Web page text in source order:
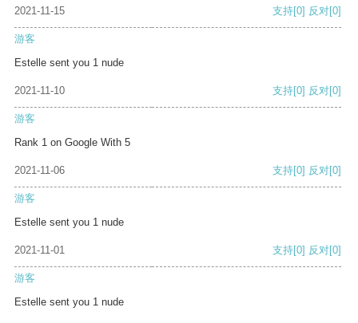
2021-11-15 支持[0] 反对[0]
游客
Estelle sent you 1 nude
2021-11-10 支持[0] 反对[0]
游客
Rank 1 on Google With 5
2021-11-06 支持[0] 反对[0]
游客
Estelle sent you 1 nude
2021-11-01 支持[0] 反对[0]
游客
Estelle sent you 1 nude